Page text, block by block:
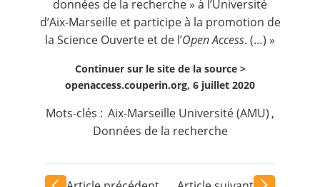
données de la recherche » à l’Université
d’Aix-Marseille et participe à la promotion de
la Science Ouverte et de l’Open Access. (…) »
Continuer sur le site de la source >
openaccess.couperin.org, 6 juillet 2020
Mots-clés : Aix-Marseille Université (AMU) ,
Données de la recherche